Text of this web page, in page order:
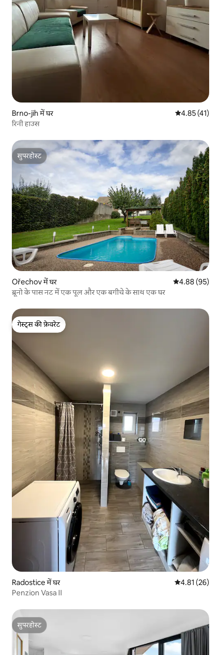
Brno-jih में घर औसत रेटिंग 5 में
4.85 (41)
रिनी हाउस
सुपरहोस्ट
सुपरहोस्ट
Ořechov में घर औसत रेटिंग 5 में
4.88 (95)
ब्रूनो के पास नट में एक पूल और एक बगीचे के साथ एक घर
गेस्ट्स की फ़ेवरेट
गेस्ट्स की फ़ेवरेट
Radostice में घर औसत रेटिंग 5 में
4.81 (26)
Penzion Vasa II
सुपरहोस्ट
सुपरहोस्ट